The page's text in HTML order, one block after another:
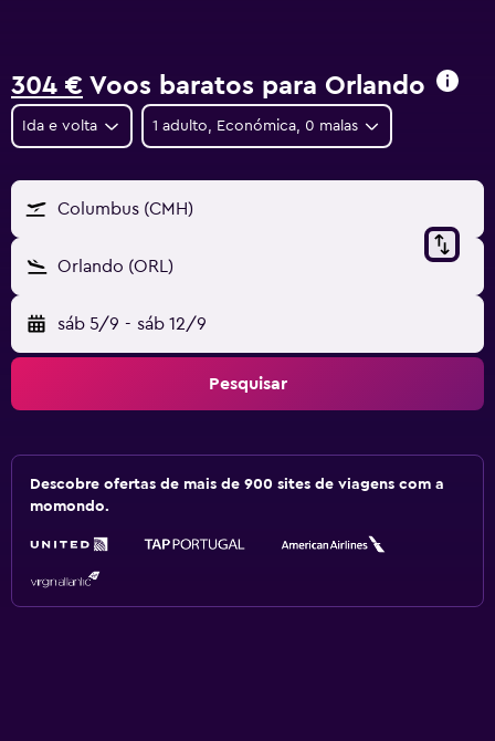
304 € Voos baratos para Orlando
Ida e volta 1 adulto, Económica, 0 malas
Columbus (CMH)
Orlando (ORL)
sáb 5/9 - sáb 12/9
Pesquisar
Descobre ofertas de mais de 900 sites de viagens com a
momondo.